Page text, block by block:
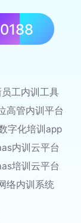
工内训工具
高管内训平台
字化培训app
内训云平台
培训云平台
络内训系统